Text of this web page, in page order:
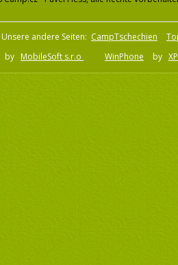
Unsere andere Seiten: CampTschechien
by MobileSoft s.r.o WinPhone by